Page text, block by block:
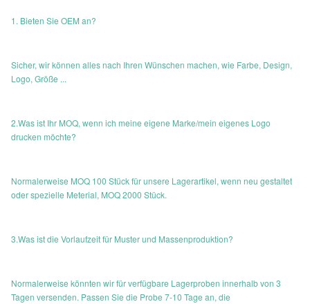
1. Bieten Sie OEM an?
Sicher, wir können alles nach Ihren Wünschen machen, wie Farbe, Design,
Logo, Größe ...
2.Was ist Ihr MOQ, wenn ich meine eigene Marke/mein eigenes Logo
drucken möchte?
Normalerweise MOQ 100 Stück für unsere Lagerartikel, wenn neu gestaltet
oder spezielle Meterial, MOQ 2000 Stück.
3.Was ist die Vorlaufzeit für Muster und Massenproduktion?
Normalerweise könnten wir für verfügbare Lagerproben innerhalb von 3
Tagen versenden. Passen Sie die Probe 7-10 Tage an, die